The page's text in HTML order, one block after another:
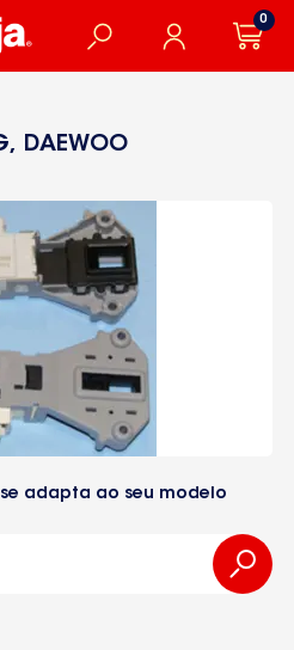
0
DAEWOO
adapta ao seu modelo